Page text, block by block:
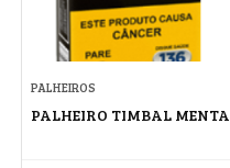
PALHEIROS
PALHEIRO TIMBAL MENTA